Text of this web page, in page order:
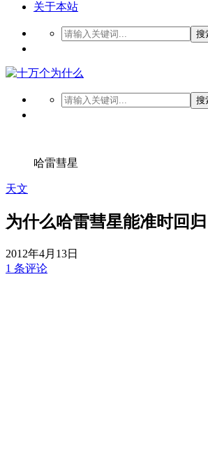
关于本站
搜
搜
哈雷彗星
天文
为什么哈雷彗星能准时回归
2012年4月13日
1 条评论